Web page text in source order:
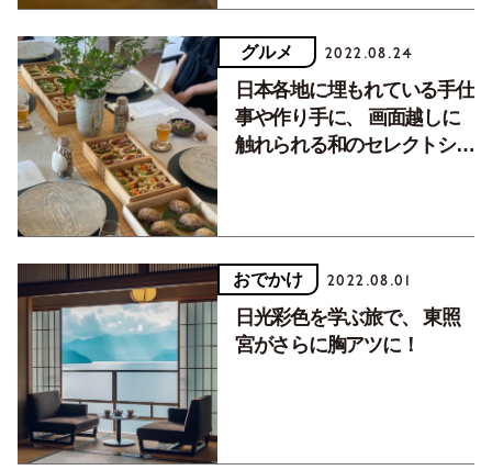
グルメ 2022.08.24
日本各地に埋もれている手仕
事や作り手に、 画面越しに
触れられる和のセレクトショ
おでかけ 2022.08.01
日光彩色を学ぶ旅で、 東照
宮がさらに胸アツに！